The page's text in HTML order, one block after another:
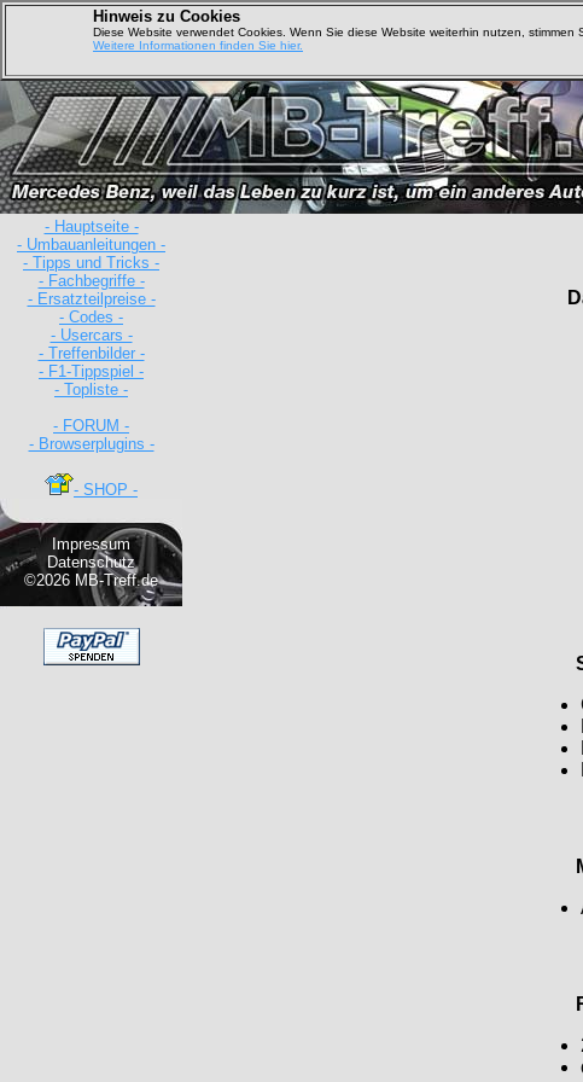
Hinweis zu Cookies
Diese Website verwendet Cookies. Wenn Sie diese Website weiterhin nutzen, stimmen
Weitere Informationen finden Sie hier.
- Hauptseite -
- Umbauanleitungen -
- Tipps und Tricks -
- Fachbegriffe -
- Ersatzteilpreise -
- Codes -
- Usercars -
- Treffenbilder -
- F1-Tippspiel -
- Topliste -
- FORUM -
- Browserplugins -
- SHOP -
Impressum
Datenschutz
©2026 MB-Treff.de